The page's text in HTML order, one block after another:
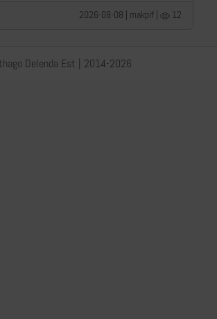
2026-08-08 | makpif | 12
Delenda Est | 2014-2026